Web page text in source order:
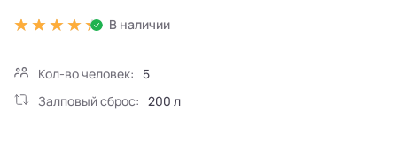
В наличии
Кол-во человек:
5
Залповый сброс: 200 л